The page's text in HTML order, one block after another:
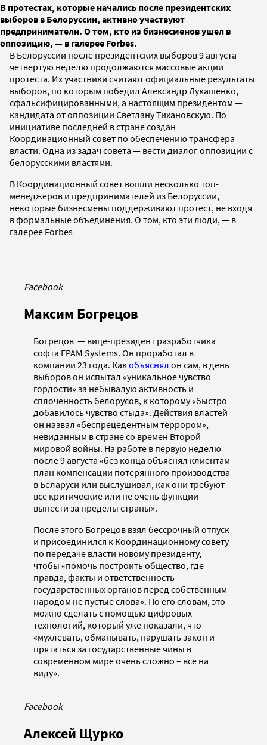
В протестах, которые начались после президентских
выборов в Белоруссии, активно участвуют
предприниматели. О том, кто из бизнесменов ушел в
оппозицию, — в галерее Forbes.
В Белоруссии после президентских выборов 9 августа
четвертую неделю продолжаются массовые акции
протеста. Их участники считают официальные результаты
выборов, по которым победил Александр Лукашенко,
сфальсифицированными, а настоящим президентом —
кандидата от оппозиции Светлану Тихановскую. По
инициативе последней в стране создан
Координационный совет по обеспечению трансфера
власти. Одна из задач совета — вести диалог оппозиции с
белорусскими властями.
В Координационный совет вошли несколько топ-
менеджеров и предпринимателей из Белоруссии,
некоторые бизнесмены поддерживают протест, не входя
в формальные объединения. О том, кто эти люди, — в
галерее Forbes
Facebook
Максим Богрецов
Богрецов — вице-президент разработчика
софта EPAM Systems. Он проработал в
компании 23 года. Какобъяснял он сам, в день
выборов он испытал «уникальное чувство
гордости» за небывалую активность и
сплоченность белорусов, к которому «быстро
добавилось чувство стыда». Действия властей
он назвал «беспрецедентным террором»,
невиданным в стране со времен Второй
мировой войны. На работе в первую неделю
после 9 августа «без конца объяснял клиентам
план компенсации потерянного производства
в Беларуси или выслушивал, как они требуют
все критические или не очень функции
вынести за пределы страны».
После этого Богрецов взял бессрочный отпуск
и присоединился к Координационному совету
по передаче власти новому президенту,
чтобы «помочь построить общество, где
правда, факты и ответственность
государственных органов перед собственным
народом не пустые слова». По его словам, это
можно сделать с помощью цифровых
технологий, который уже показали, что
«мухлевать, обманывать, нарушать закон и
прятаться за государственные чины в
современном мире очень сложно – все на
виду».
Facebook
Алексей Щурко